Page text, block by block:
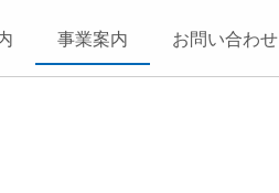
事業案内 お問い合わせ